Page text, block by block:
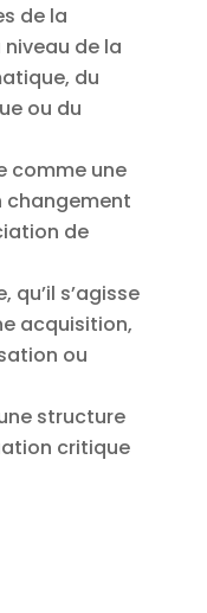
de la
de la
du
ou du
comme une
changement
de
s’agisse
acquisition,
ou
structure
critique